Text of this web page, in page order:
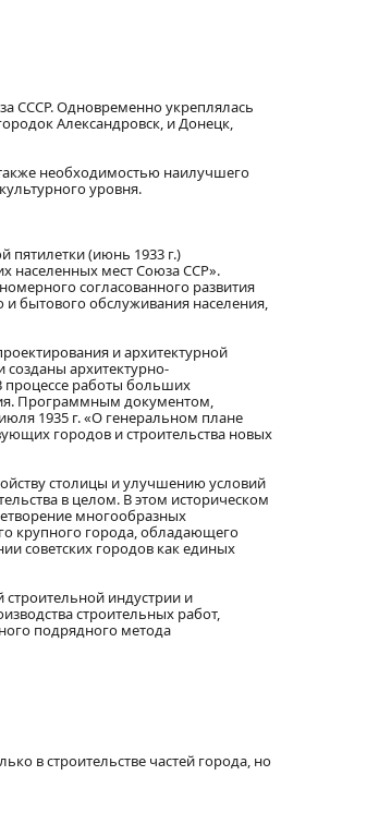
СССР. Одновременно укреплялась
Александровск, и Донецк,
необходимостью наилучшего
уровня.
пятилетки (июнь 1933 г.)
населенных мест Союза ССР».
согласованного развития
бытового обслуживания населения,
и архитектурной
созданы архитектурно-
процессе работы больших
Программным документом,
1935 г. «О генеральном плане
городов и строительства новых
столицы и улучшению условий
в целом. В этом историческом
многообразных
крупного города, обладающего
советских городов как единых
строительной индустрии и
строительных работ,
подрядного метода
в строительстве частей города, но